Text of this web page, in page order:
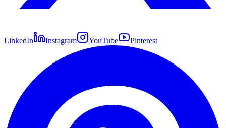
LinkedIn Instagram YouTube Pinterest